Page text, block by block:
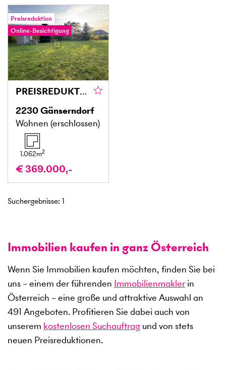
Preisreduktion
Online-Besichtigung
PREISREDUKTION! WUNDERSCHÖNES GROSSES GRUNDSTÜCK IN RUHIGER UND GRÜNER LAGE
2230Gänserndorf
Wohnen (erschlossen)
1.062m2
€ 369.000,-
Suchergebnisse: 1
Immobilien kaufen in ganz Österreich
Wenn Sie Immobilien kaufen möchten, finden Sie bei
uns – einem der führenden Immobilienmakler in
Österreich – eine große und attraktive Auswahl an
491 Angeboten. Profitieren Sie dabei auch von
unserem kostenlosen Suchauftrag und von stets
neuen Preisreduktionen.